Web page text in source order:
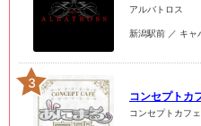
アルバトロス
新潟駅前 ／ キャ
3
コンセプトカ
コンセプトカフ